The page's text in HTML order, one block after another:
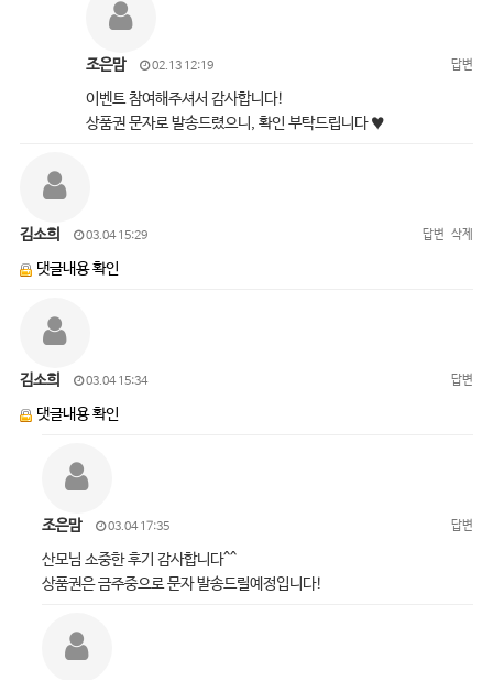
조은맘 02.13 12:19 답변
이벤트 참여해주셔서 감사합니다!
상품권 문자로 발송드렸으니, 확인 부탁드립니다 ♥
김소희 03.04 15:29 답변 삭제
댓글내용 확인
김소희 03.04 15:34 답변
댓글내용 확인
조은맘 03.04 17:35 답변
산모님 소중한 후기 감사합니다^^
상품권은 금주중으로 문자 발송드릴예정입니다!